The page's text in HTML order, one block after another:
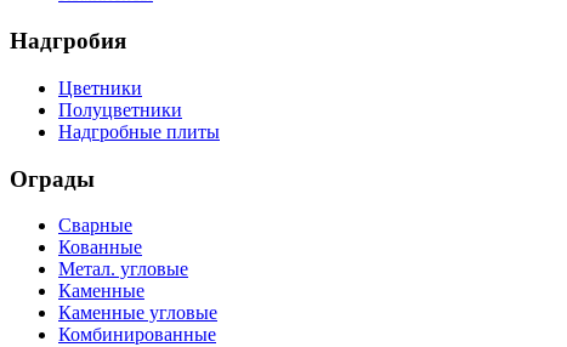
Надгробия
Цветники
Полуцветники
Надгробные плиты
Ограды
Сварные
Кованные
Метал. угловые
Каменные
Каменные угловые
Комбинированные